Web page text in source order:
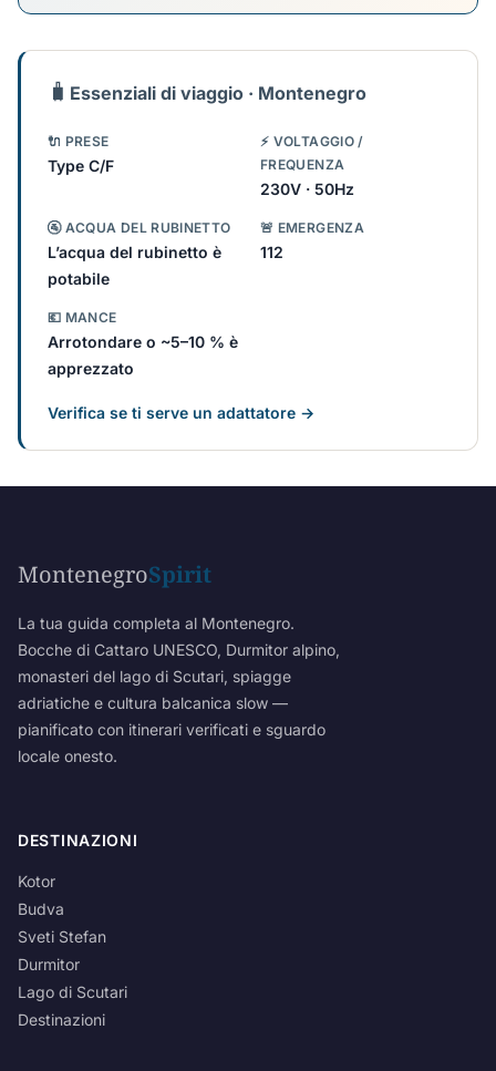
🧳 Essenziali di viaggio · Montenegro
🔌 PRESE
Type C/F
⚡ VOLTAGGIO /
FREQUENZA
230V · 50Hz
🚰 ACQUA DEL RUBINETTO
L’acqua del rubinetto è
potabile
🚨 EMERGENZA
112
💶 MANCE
Arrotondare o ~5–10 % è
apprezzato
Verifica se ti serve un adattatore →
MontenegroSpirit
La tua guida completa al Montenegro.
Bocche di Cattaro UNESCO, Durmitor alpino,
monasteri del lago di Scutari, spiagge
adriatiche e cultura balcanica slow —
pianificato con itinerari verificati e sguardo
locale onesto.
DESTINAZIONI
Kotor
Budva
Sveti Stefan
Durmitor
Lago di Scutari
Destinazioni